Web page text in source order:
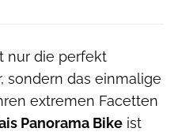
nur die perfekt
sondern das einmalige
extremen Facetten
Panorama Bike ist